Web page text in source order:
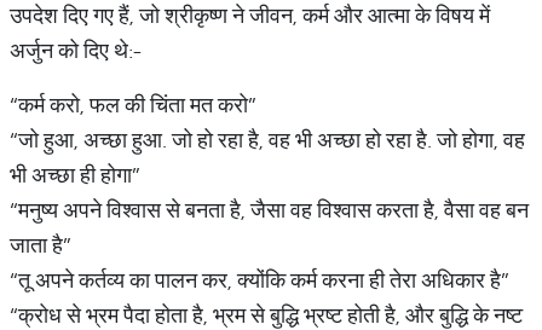
उपदेश दिए गए हैं, जो श्रीकृष्ण ने जीवन, कर्म और आत्मा के विषय में
अर्जुन को दिए थे:-
“कर्म करो, फल की चिंता मत करो”
“जो हुआ, अच्छा हुआ. जो हो रहा है, वह भी अच्छा हो रहा है. जो होगा, वह
भी अच्छा ही होगा”
“मनुष्य अपने विश्वास से बनता है, जैसा वह विश्वास करता है, वैसा वह बन
जाता है”
“तू अपने कर्तव्य का पालन कर, क्योंकि कर्म करना ही तेरा अधिकार है”
“क्रोध से भ्रम पैदा होता है, भ्रम से बुद्धि भ्रष्ट होती है, और बुद्धि के नष्ट